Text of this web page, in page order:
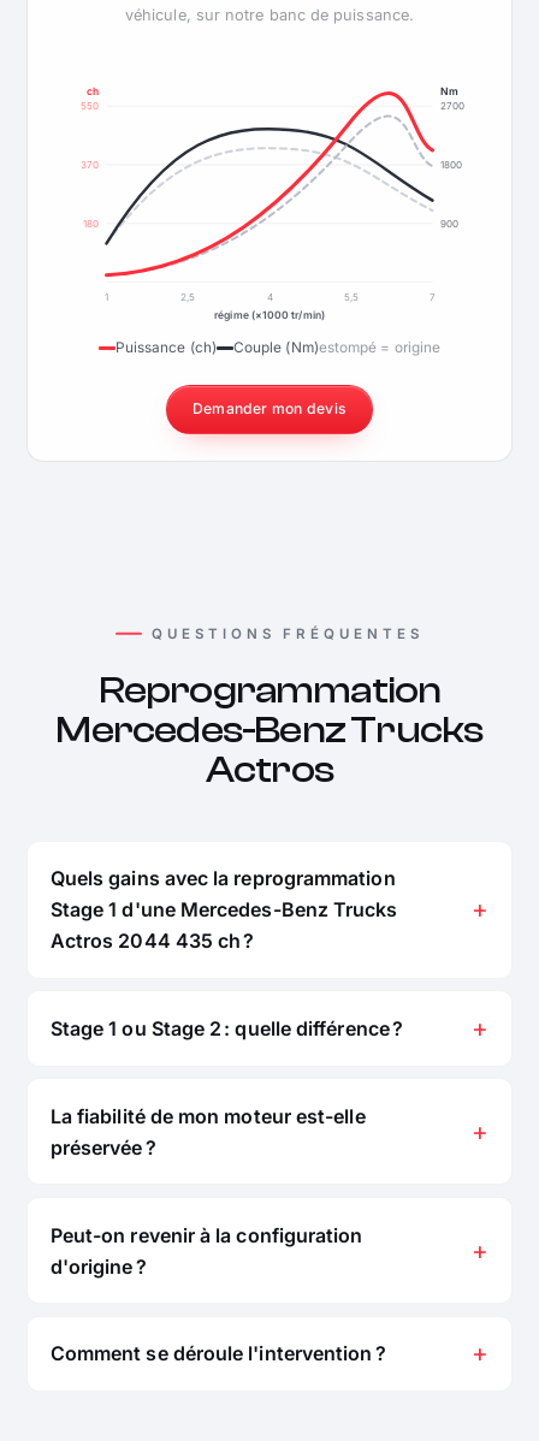
véhicule, sur notre banc de puissance.
180
370
550
900
1800
2700
ch Nm
1 2,5 4 5,5
7
régime (×1000 tr/min)
Puissance (ch) Couple (Nm)estompé = origine
Demander mon devis
QUESTIONS FRÉQUENTES
Reprogrammation
Mercedes-Benz Trucks
Actros
Quels gains avec la reprogrammation
Stage 1 d'une Mercedes-Benz Trucks
Actros 2044 435 ch ?
Stage 1 ou Stage 2 : quelle différence ?
La fiabilité de mon moteur est-elle
préservée ?
Peut-on revenir à la configuration
d'origine ?
Comment se déroule l'intervention ?